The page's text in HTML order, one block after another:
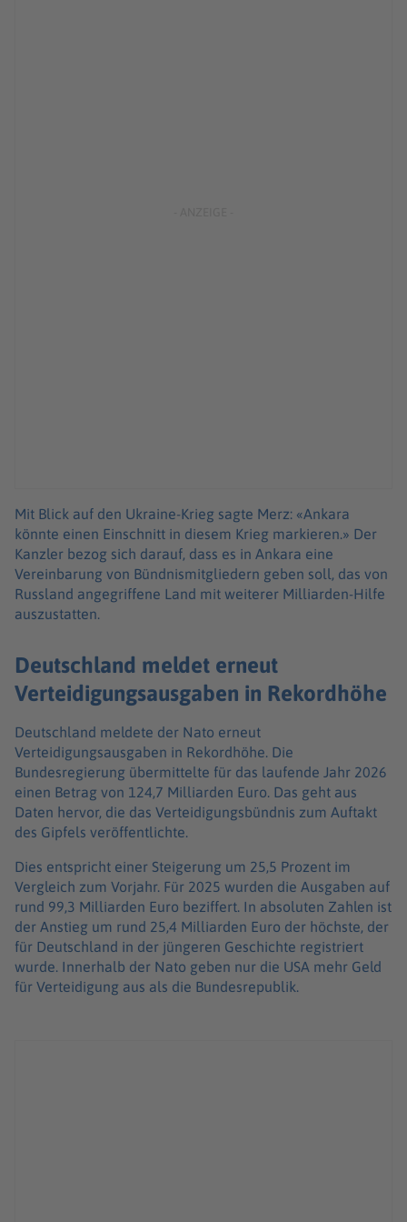
Mit Blick auf den Ukraine-Krieg sagte Merz: «Ankara
könnte einen Einschnitt in diesem Krieg markieren.» Der
Kanzler bezog sich darauf, dass es in Ankara eine
Vereinbarung von Bündnismitgliedern geben soll, das von
Russland angegriffene Land mit weiterer Milliarden-Hilfe
auszustatten.
Deutschland meldet erneut
Verteidigungsausgaben in Rekordhöhe
Deutschland meldete der Nato erneut
Verteidigungsausgaben in Rekordhöhe. Die
Bundesregierung übermittelte für das laufende Jahr 2026
einen Betrag von 124,7 Milliarden Euro. Das geht aus
Daten hervor, die das Verteidigungsbündnis zum Auftakt
des Gipfels veröffentlichte.
Dies entspricht einer Steigerung um 25,5 Prozent im
Vergleich zum Vorjahr. Für 2025 wurden die Ausgaben auf
rund 99,3 Milliarden Euro beziffert. In absoluten Zahlen ist
der Anstieg um rund 25,4 Milliarden Euro der höchste, der
für Deutschland in der jüngeren Geschichte registriert
wurde. Innerhalb der Nato geben nur die USA mehr Geld
für Verteidigung aus als die Bundesrepublik.